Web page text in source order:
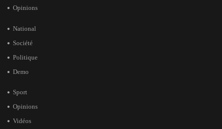
Opinions
National
Société
Politique
Demo
Sport
Opinions
Vidéos